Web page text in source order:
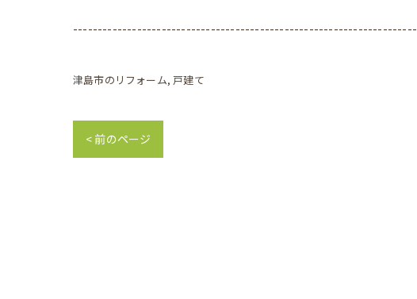
----------------------------------------------------------------------
津島市のリフォーム 戸建て
< 前のページ